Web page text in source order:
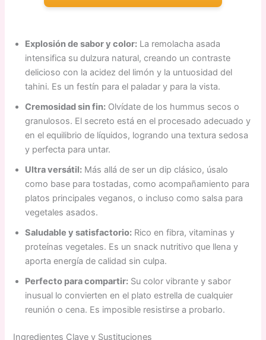
Explosión de sabor y color: La remolacha asada
intensifica su dulzura natural, creando un contraste
delicioso con la acidez del limón y la untuosidad del
tahini. Es un festín para el paladar y para la vista.
Cremosidad sin fin: Olvídate de los hummus secos o
granulosos. El secreto está en el procesado adecuado y
en el equilibrio de líquidos, logrando una textura sedosa
y perfecta para untar.
Ultra versátil: Más allá de ser un dip clásico, úsalo
como base para tostadas, como acompañamiento para
platos principales veganos, o incluso como salsa para
vegetales asados.
Saludable y satisfactorio: Rico en fibra, vitaminas y
proteínas vegetales. Es un snack nutritivo que llena y
aporta energía de calidad sin culpa.
Perfecto para compartir: Su color vibrante y sabor
inusual lo convierten en el plato estrella de cualquier
reunión o cena. Es imposible resistirse a probarlo.
Ingredientes Clave y Sustituciones